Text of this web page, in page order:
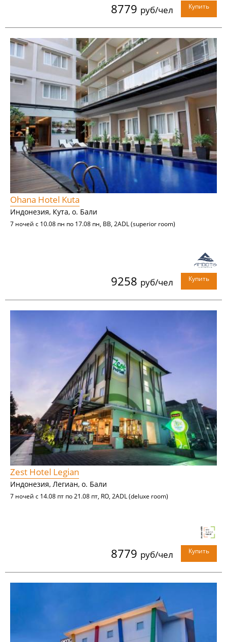
8779 руб/чел Купить
Ohana Hotel Kuta
Индонезия, Кута, о. Бали
7 ночей с 10.08 пн по 17.08 пн, BB, 2ADL (superior room)
9258 руб/чел Купить
Zest Hotel Legian
Индонезия, Легиан, о. Бали
7 ночей с 14.08 пт по 21.08 пт, RO, 2ADL (deluxe room)
8779 руб/чел Купить